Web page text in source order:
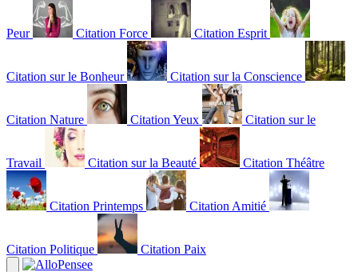
Peur Citation Force Citation Esprit
Citation sur le Bonheur Citation sur la Conscience
Citation Nature Citation Yeux Citation sur le
Travail Citation sur la Beauté Citation Théâtre
Citation Printemps Citation Amitié
Citation Politique Citation Paix